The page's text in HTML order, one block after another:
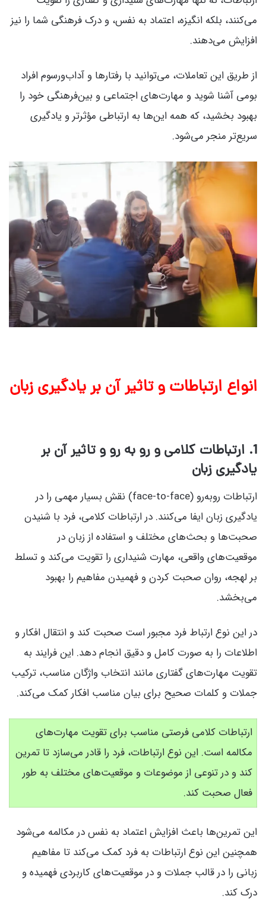
می‌کنند، بلکه انگیزه، اعتماد به نفس، و درک فرهنگی شما را نیز
افزایش می‌دهند.
از طریق این تعاملات، می‌توانید با رفتارها و آداب‌ورسوم افراد
بومی آشنا شوید و مهارت‌های اجتماعی و بین‌فرهنگی خود را
بهبود بخشید، که همه این‌ها به ارتباطی مؤثرتر و یادگیری
سریع‌تر منجر می‌شود.
انواع ارتباطات و تاثیر آن بر یادگیری زبان
1. ارتباطات کلامی و رو به رو و تاثیر آن بر
یادگیری زبان
ارتباطات روبه‌رو (face-to-face) نقش بسیار مهمی را در
یادگیری زبان ایفا می‌کنند. در ارتباطات کلامی، فرد با شنیدن
صحبت‌ها و بحث‌های مختلف و استفاده از زبان در
موقعیت‌های واقعی، مهارت شنیداری را تقویت می‌کند و تسلط
بر لهجه، روان صحبت کردن و فهمیدن مفاهیم را بهبود
می‌بخشد.
در این نوع ارتباط فرد مجبور است صحبت کند و انتقال افکار و
اطلاعات را به صورت کامل و دقیق انجام دهد. این فرایند به
تقویت مهارت‌های گفتاری مانند انتخاب واژگان مناسب، ترکیب
جملات و کلمات صحیح برای بیان مناسب افکار کمک می‌کند.
ارتباطات کلامی فرصتی مناسب برای تقویت مهارت‌های
مکالمه است. این نوع ارتباطات، فرد را قادر می‌سازد تا تمرین
کند و در تنوعی از موضوعات و موقعیت‌های مختلف به طور
فعال صحبت کند.
این تمرین‌ها باعث افزایش اعتماد به نفس در مکالمه می‌شود
همچنین این نوع ارتباطات به فرد کمک می‌کند تا مفاهیم
زبانی را در قالب جملات و در موقعیت‌های کاربردی فهمیده و
درک کند.